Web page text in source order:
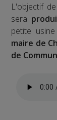
L'objectif
sera
petite
maire de
de